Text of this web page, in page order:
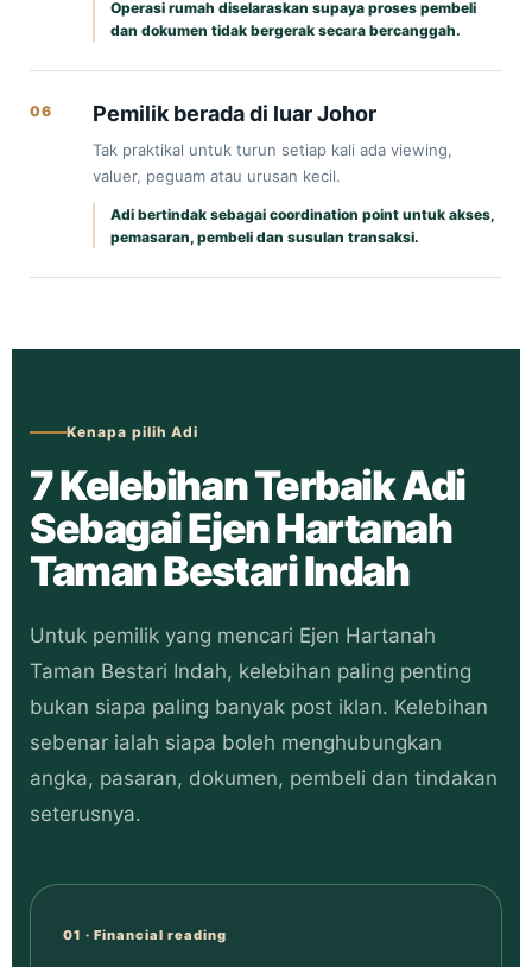
Operasi rumah diselaraskan supaya proses pembeli
dan dokumen tidak bergerak secara bercanggah.
06 Pemilik berada di luar Johor
Tak praktikal untuk turun setiap kali ada viewing,
valuer, peguam atau urusan kecil.
Adi bertindak sebagai coordination point untuk akses,
pemasaran, pembeli dan susulan transaksi.
Kenapa pilih Adi
7 Kelebihan Terbaik Adi
Sebagai Ejen Hartanah
Taman Bestari Indah
Untuk pemilik yang mencari Ejen Hartanah
Taman Bestari Indah, kelebihan paling penting
bukan siapa paling banyak post iklan. Kelebihan
sebenar ialah siapa boleh menghubungkan
angka, pasaran, dokumen, pembeli dan tindakan
seterusnya.
01 · Financial reading